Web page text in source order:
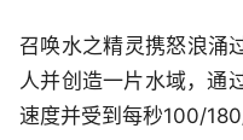
召唤水之精灵携怒浪涌
人并创造一片水域，通
速度并受到每秒100/